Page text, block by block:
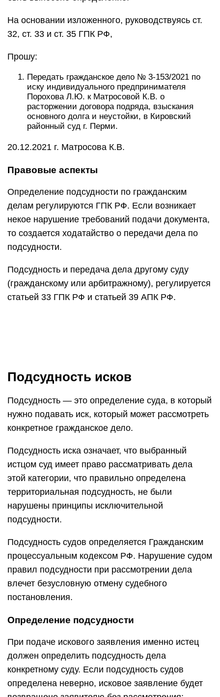
На основании изложенного, руководствуясь ст.
32, ст. 33 и ст. 35 ГПК РФ,
Прошу:
Передать гражданское дело № 3-153/2021 по
иску индивидуального предпринимателя
Порохова Л.Ю. к Матросовой К.В. о
расторжении договора подряда, взыскания
основного долга и неустойки, в Кировский
районный суд г. Перми.
20.12.2021 г. Матросова К.В.
Правовые аспекты
Определение подсудности по гражданским
делам регулируются ГПК РФ. Если возникает
некое нарушение требований подачи документа,
то создается ходатайство о передачи дела по
подсудности.
Подсудность и передача дела другому суду
(гражданскому или арбитражному), регулируется
статьей 33 ГПК РФ и статьей 39 АПК РФ.
Подсудность исков
Подсудность — это определение суда, в который
нужно подавать иск, который может рассмотреть
конкретное гражданское дело.
Подсудность иска означает, что выбранный
истцом суд имеет право рассматривать дела
этой категории, что правильно определена
территориальная подсудность, не были
нарушены принципы исключительной
подсудности.
Подсудность судов определяется Гражданским
процессуальным кодексом РФ. Нарушение судом
правил подсудности при рассмотрении дела
влечет безусловную отмену судебного
постановления.
Определение подсудности
При подаче искового заявления именно истец
должен определить подсудность дела
конкретному суду. Если подсудность судов
определена неверно, исковое заявление будет